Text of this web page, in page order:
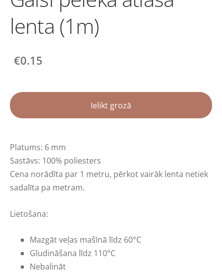
lenta (1m)
€0.15
Ielikt grozā
Platums: 6 mm
Sastāvs: 100% poliesters
Cena norādīta par 1 metru, pērkot vairāk lenta netiek
sadalīta pa metram.
Lietošana:
Mazgāt veļas mašīnā līdz 60°C
Gludināšana līdz 110°C
Nebalināt